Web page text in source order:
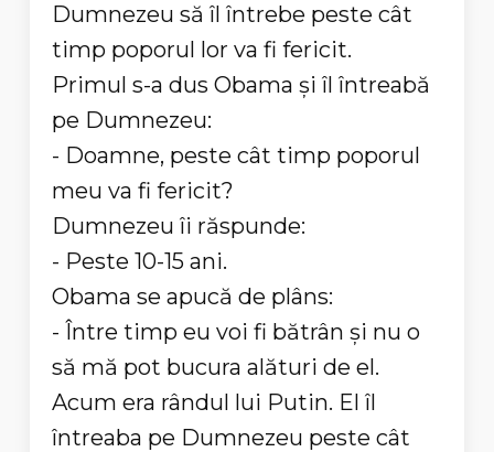
Dumnezeu să îl întrebe peste cât
timp poporul lor va fi fericit.
Primul s-a dus Obama şi îl întreabă
pe Dumnezeu:
- Doamne, peste cât timp poporul
meu va fi fericit?
Dumnezeu îi răspunde:
- Peste 10-15 ani.
Obama se apucă de plâns:
- Între timp eu voi fi bătrân şi nu o
să mă pot bucura alături de el.
Acum era rândul lui Putin. El îl
întreaba pe Dumnezeu peste cât